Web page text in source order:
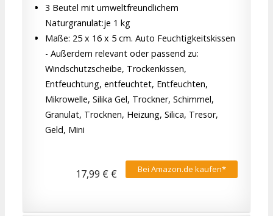
3 Beutel mit umweltfreundlichem
Naturgranulat:je 1 kg
Maße: 25 x 16 x 5 cm. Auto Feuchtigkeitskissen
- Außerdem relevant oder passend zu:
Windschutzscheibe, Trockenkissen,
Entfeuchtung, entfeuchtet, Entfeuchten,
Mikrowelle, Silika Gel, Trockner, Schimmel,
Granulat, Trocknen, Heizung, Silica, Tresor,
Geld, Mini
Bei Amazon.de kaufen*
17,99 € €